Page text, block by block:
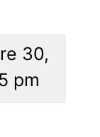
30,
pm